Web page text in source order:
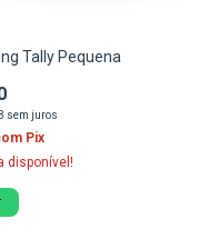
Tally Pequena
sem juros
Pix
disponível!